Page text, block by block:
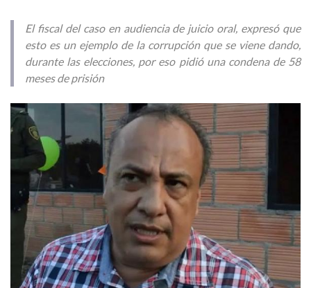
El fiscal del caso en audiencia de juicio oral, expresó que
esto es un ejemplo de la corrupción que se viene dando,
durante las elecciones, por eso pidió una condena de 58
meses de prisión